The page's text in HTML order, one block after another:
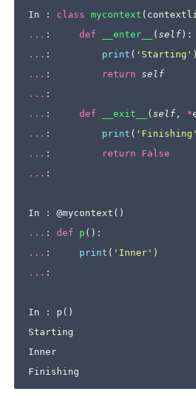
In : class mycontext (
... : def __enter__ ( self ):
... : print ( 'Starting' )
... : return self
... :
... : def __exit__ ( self , *
... : print ( 'Finishing'
... : return
False
... :
In : @mycontext ()
... : def p ():
... : print ( 'Inner' )
... :
In : p ()
Starting
Inner
Finishing